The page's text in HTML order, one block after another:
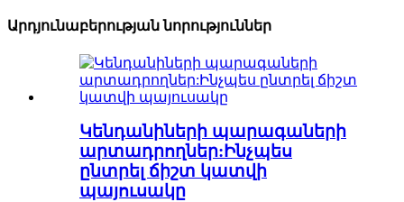
Արդյունաբերության նորություններ
Կենդանիների պարագաների
արտադրողներ:Ինչպես
ընտրել ճիշտ կատվի
պայուսակը